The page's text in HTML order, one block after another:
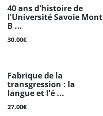
40 ans d'histoire de
l'Université Savoie Mont
B ...
30.00€
Fabrique de la
transgression : la
langue et l'é ...
27.00€